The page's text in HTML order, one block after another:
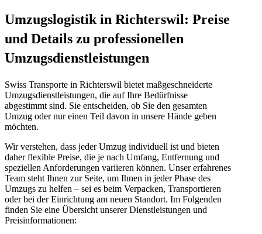
Umzugslogistik in Richterswil: Preise
und Details zu professionellen
Umzugsdienstleistungen
Swiss Transporte in Richterswil bietet maßgeschneiderte
Umzugsdienstleistungen, die auf Ihre Bedürfnisse
abgestimmt sind. Sie entscheiden, ob Sie den gesamten
Umzug oder nur einen Teil davon in unsere Hände geben
möchten.
Wir verstehen, dass jeder Umzug individuell ist und bieten
daher flexible Preise, die je nach Umfang, Entfernung und
speziellen Anforderungen variieren können. Unser erfahrenes
Team steht Ihnen zur Seite, um Ihnen in jeder Phase des
Umzugs zu helfen – sei es beim Verpacken, Transportieren
oder bei der Einrichtung am neuen Standort. Im Folgenden
finden Sie eine Übersicht unserer Dienstleistungen und
Preisinformationen: